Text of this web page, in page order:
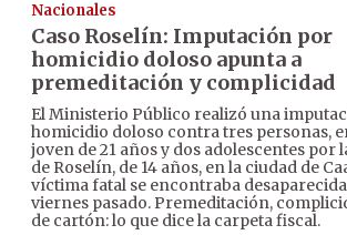
Nacionales
Caso Roselín: Imputación por
homicidio doloso apunta a
premeditación y complicidad
El Ministerio Público realizó una
homicidio doloso contra tres personas,
joven de 21 años y dos adolescentes por
de Roselín, de 14 años, en la ciudad de
víctima fatal se encontraba
viernes pasado. Premeditación,
de cartón: lo que dice la carpeta fiscal.